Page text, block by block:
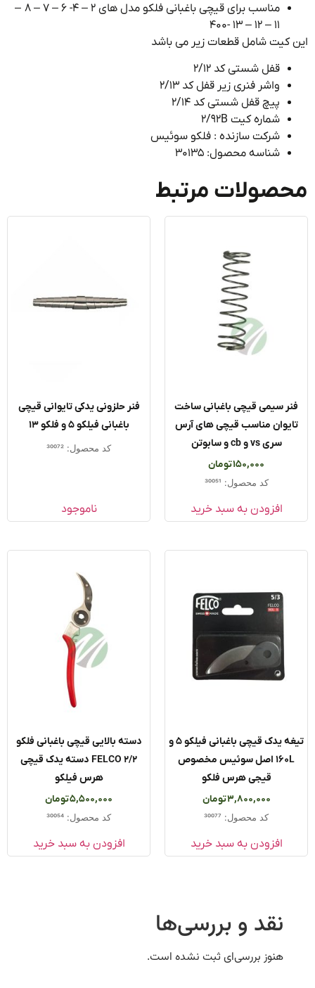
مناسب برای قیچی باغبانی فلکو مدل های ۲ – 4- ۶ – ۷ – ۸ –
کیت شامل قطعات زیر می باشد
قفل شستی کد ۲/۱۲
واشر فنری زیر قفل کد ۲/۱۳
پیچ قفل شستی کد ۲/۱۴
شماره کیت 2/92B
شرکت سازنده : فلکو سوئیس
شناسه محصول:30135
مرتبط
سیمی قیچی باغبانی ساخت
مناسب قیچی های آرس
150,000تومان
کد محصول: 30051
افزودن به سبد خرید
فنر حلزونی یدکی تایوانی قیچی
باغبانی فیلکو ۵ و فلکو ۱۳
کد محصول: 30072
ناموجود
تیغه یدک قیچی باغبانی فیلکو ۵ و
۱۶۰L اصل سوئیس مخصوص
قیجی هرس فلکو
3,800,000تومان
کد محصول: 30077
افزودن به سبد خرید
دسته بالایی قیچی باغبانی فلکو
FELCO 2/2 دسته یدک قیچی
هرس فیلکو
5,500,000تومان
کد محصول: 30054
افزودن به سبد خرید
نقد و بررسی‌ها
هنوز بررسی‌ای ثبت نشده است.